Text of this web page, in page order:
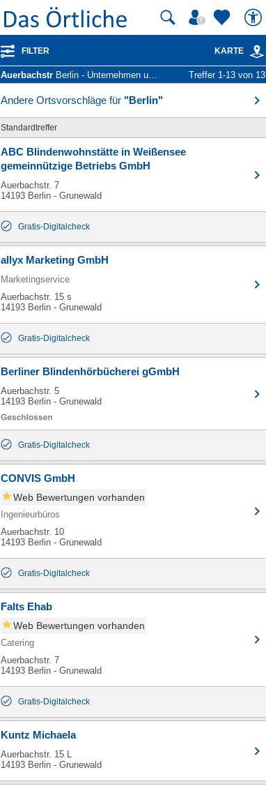
FILTER KARTE
Auerbachstr Berlin - Unternehmen und Personen Treffer 1-13 von 13
Andere Ortsvorschläge für "Berlin"
Standardtreffer
ABC Blindenwohnstätte in Weißensee
gemeinnützige Betriebs GmbH
Auerbachstr. 7
14193 Berlin - Grunewald
Gratis-Digitalcheck
allyx Marketing GmbH
Marketingservice
Auerbachstr. 15 s
14193 Berlin - Grunewald
Gratis-Digitalcheck
Berliner Blindenhörbücherei gGmbH
Auerbachstr. 5
14193 Berlin - Grunewald
Gratis-Digitalcheck
CONVIS GmbH
Web Bewertungen vorhanden
Ingenieurbüros
Auerbachstr. 10
14193 Berlin - Grunewald
Gratis-Digitalcheck
Falts Ehab
Web Bewertungen vorhanden
Catering
Auerbachstr. 7
14193 Berlin - Grunewald
Gratis-Digitalcheck
Kuntz Michaela
Auerbachstr. 15 L
14193 Berlin - Grunewald